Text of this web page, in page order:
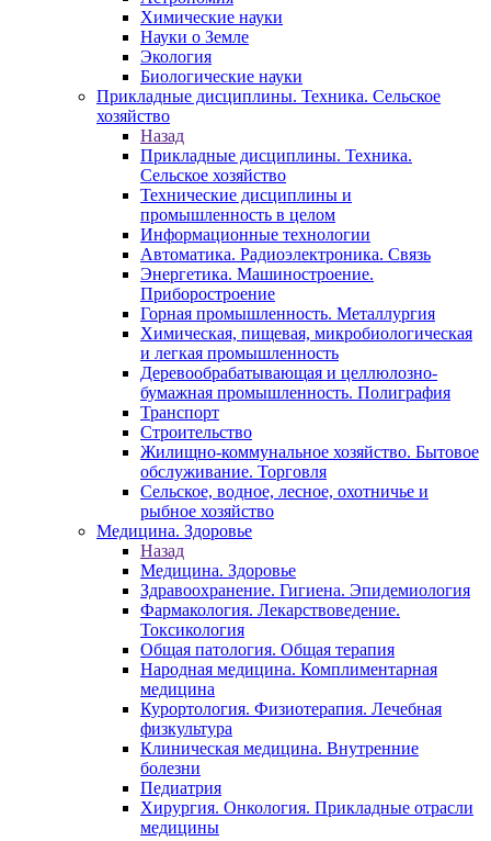
Химические науки
Науки о Земле
Экология
Биологические науки
Прикладные дисциплины. Техника. Сельское
хозяйство
Назад
Прикладные дисциплины. Техника.
Сельское хозяйство
Технические дисциплины и
промышленность в целом
Информационные технологии
Автоматика. Радиоэлектроника. Связь
Энергетика. Машиностроение.
Приборостроение
Горная промышленность. Металлургия
Химическая, пищевая, микробиологическая
и легкая промышленность
Деревообрабатывающая и целлюлозно-
бумажная промышленность. Полиграфия
Транспорт
Строительство
Жилищно-коммунальное хозяйство. Бытовое
обслуживание. Торговля
Сельское, водное, лесное, охотничье и
рыбное хозяйство
Медицина. Здоровье
Назад
Медицина. Здоровье
Здравоохранение. Гигиена. Эпидемиология
Фармакология. Лекарствоведение.
Токсикология
Общая патология. Общая терапия
Народная медицина. Комплиментарная
медицина
Курортология. Физиотерапия. Лечебная
физкультура
Клиническая медицина. Внутренние
болезни
Педиатрия
Хирургия. Онкология. Прикладные отрасли
медицины